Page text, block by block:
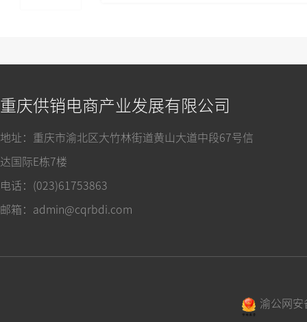
重庆供销电商产业发展有限公司
地址：重庆市渝北区大竹林街道黄山大道中段67号信
达国际E栋7楼
电话：(023)61753863
邮箱：admin@cqrbdi.com
渝公网